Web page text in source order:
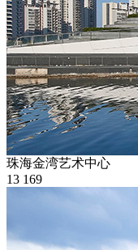
珠海金湾艺术中心
13 169